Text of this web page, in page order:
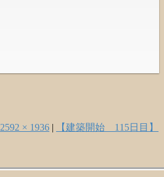
2592 × 1936 | 【建築開始 115日目】